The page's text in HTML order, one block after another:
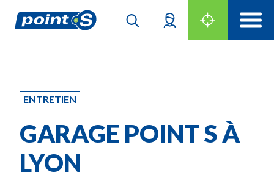
ENTRETIEN
GARAGE POINT S À
LYON